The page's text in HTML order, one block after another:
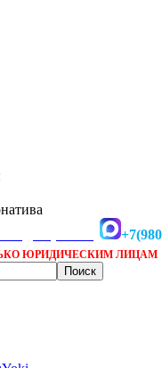
ЮРИДИЧЕСКИМ ЛИЦАМ